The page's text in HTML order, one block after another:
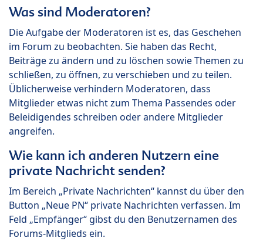
Was sind Moderatoren?
Die Aufgabe der Moderatoren ist es, das Geschehen
im Forum zu beobachten. Sie haben das Recht,
Beiträge zu ändern und zu löschen sowie Themen zu
schließen, zu öffnen, zu verschieben und zu teilen.
Üblicherweise verhindern Moderatoren, dass
Mitglieder etwas nicht zum Thema Passendes oder
Beleidigendes schreiben oder andere Mitglieder
angreifen.
Wie kann ich anderen Nutzern eine
private Nachricht senden?
Im Bereich „Private Nachrichten“ kannst du über den
Button „Neue PN“ private Nachrichten verfassen. Im
Feld „Empfänger“ gibst du den Benutzernamen des
Forums-Mitglieds ein.